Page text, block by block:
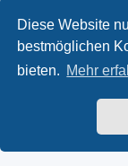
Diese Website
bestmöglichen
bieten. Mehr